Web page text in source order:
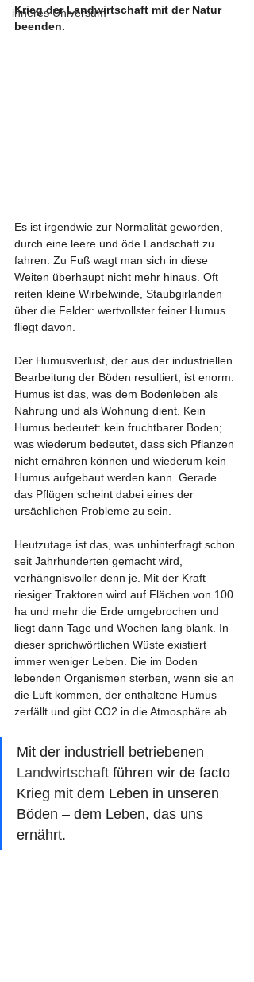
inneres Universum
Krieg der Landwirtschaft mit der Natur
beenden.
Es ist irgendwie zur Normalität geworden,
durch eine leere und öde Landschaft zu
fahren. Zu Fuß wagt man sich in diese
Weiten überhaupt nicht mehr hinaus. Oft
reiten kleine Wirbelwinde, Staubgirlanden
über die Felder: wertvollster feiner Humus
fliegt davon.
Der Humusverlust, der aus der industriellen
Bearbeitung der Böden resultiert, ist enorm.
Humus ist das, was dem Bodenleben als
Nahrung und als Wohnung dient. Kein
Humus bedeutet: kein fruchtbarer Boden;
was wiederum bedeutet, dass sich Pflanzen
nicht ernähren können und wiederum kein
Humus aufgebaut werden kann. Gerade
das Pflügen scheint dabei eines der
ursächlichen Probleme zu sein.
Heutzutage ist das, was unhinterfragt schon
seit Jahrhunderten gemacht wird,
verhängnisvoller denn je. Mit der Kraft
riesiger Traktoren wird auf Flächen von 100
ha und mehr die Erde umgebrochen und
liegt dann Tage und Wochen lang blank. In
dieser sprichwörtlichen Wüste existiert
immer weniger Leben. Die im Boden
lebenden Organismen sterben, wenn sie an
die Luft kommen, der enthaltene Humus
zerfällt und gibt CO2 in die Atmosphäre ab.
Mit der industriell betriebenen
Landwirtschaft führen wir de facto
Krieg mit dem Leben in unseren
Böden – dem Leben, das uns
ernährt.